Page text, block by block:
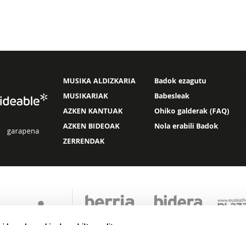
garapena
MUSIKA ALDIZKARIA
MUSIKARIAK
AZKEN KANTUAK
AZKEN BIDEOAK
ZERRENDAK
Badok ezagutu
Babesleak
Ohiko galderak (FAQ)
Nola erabili Badok